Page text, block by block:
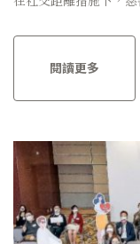
閱讀更多